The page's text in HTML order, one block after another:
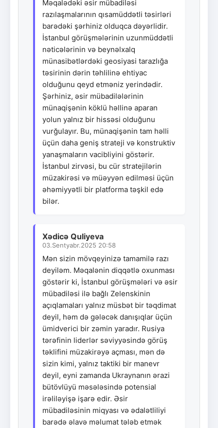
Məqalədəki əsir mübadiləsi
razılaşmalarının qısamüddətli təsirləri
barədəki şərhiniz olduqca dəyərlidir.
İstanbul görüşmələrinin uzunmüddətli
nəticələrinin və beynəlxalq
münasibətlərdəki geosiyasi tarazlığa
təsirinin dərin təhlilinə ehtiyac
olduğunu qeyd etməniz yerindədir.
Şərhiniz, əsir mübadilələrinin
münaqişənin köklü həllinə aparan
yolun yalnız bir hissəsi olduğunu
vurğulayır. Bu, münaqişənin tam həlli
üçün daha geniş strateji və konstruktiv
yanaşmaların vacibliyini göstərir.
İstanbul zirvəsi, bu cür stratejilərin
müzakirəsi və müəyyən edilməsi üçün
əhəmiyyətli bir platforma təşkil edə
bilər.
Xədicə Quliyeva
03.Sentyabr.2025 20:58
Mən sizin mövqeyinizə tamamilə razı
deyiləm. Məqalənin diqqətlə oxunması
göstərir ki, İstanbul görüşmələri və əsir
mübadiləsi ilə bağlı Zelenskinin
açıqlamaları yalnız müsbət bir təqdimat
deyil, həm də gələcək danışıqlar üçün
ümidverici bir zəmin yaradır. Rusiya
tərəfinin liderlər səviyyəsində görüş
təklifini müzakirəyə açması, mən də
sizin kimi, yalnız taktiki bir manevr
deyil, eyni zamanda Ukraynanın ərazi
bütövlüyü məsələsində potensial
irəliləyişə işarə edir. Əsir
mübadiləsinin miqyası və ədalətliliyi
barədə əlavə məlumat tələb etmək